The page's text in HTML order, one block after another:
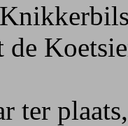
ter